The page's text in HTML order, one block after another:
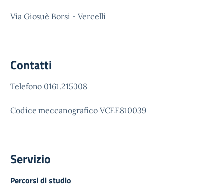
Via Giosuè Borsi - Vercelli
Contatti
Telefono 0161.215008
Codice meccanografico VCEE810039
Servizio
Percorsi di studio